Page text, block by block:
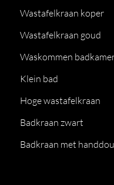
Wastafelkraan koper
Wastafelkraan goud
Waskommen
Klein bad
Hoge wastafelkraan
Badkraan zwart
Badkraan met